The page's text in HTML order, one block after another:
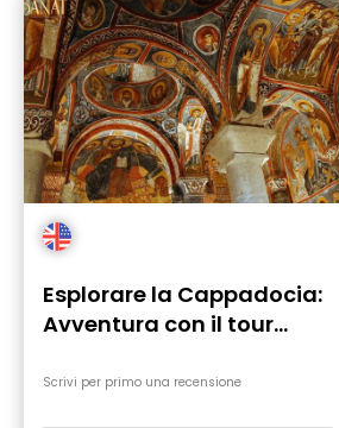
Esplorare la Cappadocia:
Avventura con il tour
Scrivi per primo una recensione